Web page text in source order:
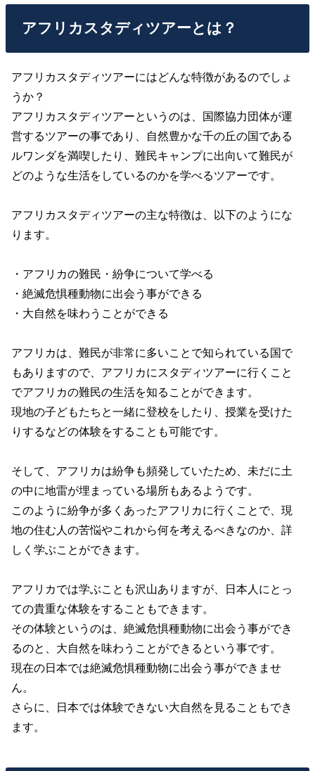
アフリカスタディツアーとは？
アフリカスタディツアーにはどんな特徴があるのでしょ
うか？
アフリカスタディツアーというのは、国際協力団体が運
営するツアーの事であり、自然豊かな千の丘の国である
ルワンダを満喫したり、難民キャンプに出向いて難民が
どのような生活をしているのかを学べるツアーです。
アフリカスタディツアーの主な特徴は、以下のようにな
ります。
・アフリカの難民・紛争について学べる
・絶滅危惧種動物に出会う事ができる
・大自然を味わうことができる
アフリカは、難民が非常に多いことで知られている国で
もありますので、アフリカにスタディツアーに行くこと
でアフリカの難民の生活を知ることができます。
現地の子どもたちと一緒に登校をしたり、授業を受けた
りするなどの体験をすることも可能です。
そして、アフリカは紛争も頻発していたため、未だに土
の中に地雷が埋まっている場所もあるようです。
このように紛争が多くあったアフリカに行くことで、現
地の住む人の苦悩やこれから何を考えるべきなのか、詳
しく学ぶことができます。
アフリカでは学ぶことも沢山ありますが、日本人にとっ
ての貴重な体験をすることもできます。
その体験というのは、絶滅危惧種動物に出会う事ができ
るのと、大自然を味わうことができるという事です。
現在の日本では絶滅危惧種動物に出会う事ができませ
ん。
さらに、日本では体験できない大自然を見ることもでき
ます。